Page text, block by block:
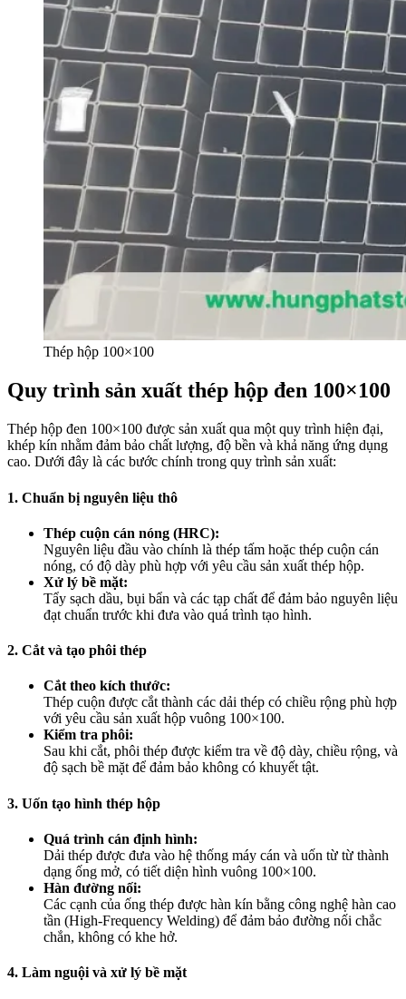
Thép hộp 100×100
Quy trình sản xuất thép hộp đen 100×100
Thép hộp đen 100×100 được sản xuất qua một quy trình hiện đại,
khép kín nhằm đảm bảo chất lượng, độ bền và khả năng ứng dụng
cao. Dưới đây là các bước chính trong quy trình sản xuất:
1. Chuẩn bị nguyên liệu thô
Thép cuộn cán nóng (HRC):
Nguyên liệu đầu vào chính là thép tấm hoặc thép cuộn cán
nóng, có độ dày phù hợp với yêu cầu sản xuất thép hộp.
Xử lý bề mặt:
Tẩy sạch dầu, bụi bẩn và các tạp chất để đảm bảo nguyên liệu
đạt chuẩn trước khi đưa vào quá trình tạo hình.
2. Cắt và tạo phôi thép
Cắt theo kích thước:
Thép cuộn được cắt thành các dải thép có chiều rộng phù hợp
với yêu cầu sản xuất hộp vuông 100×100.
Kiểm tra phôi:
Sau khi cắt, phôi thép được kiểm tra về độ dày, chiều rộng, và
độ sạch bề mặt để đảm bảo không có khuyết tật.
3. Uốn tạo hình thép hộp
Quá trình cán định hình:
Dải thép được đưa vào hệ thống máy cán và uốn từ từ thành
dạng ống mở, có tiết diện hình vuông 100×100.
Hàn đường nối:
Các cạnh của ống thép được hàn kín bằng công nghệ hàn cao
tần (High-Frequency Welding) để đảm bảo đường nối chắc
chắn, không có khe hở.
4. Làm nguội và xử lý bề mặt